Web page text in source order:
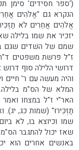
('ספר חסידים' סימן
הנקרא גם "אֱלֹהִים
אֱלֹהִים אֲחֵרִים לֹא
יזכיר את שמו בלילה
שמם של השׁדים שגם
ז"ל פרשת משפטים ד"ה
דרושי הלילה סוף
והיה מעשה עם ר'
המלא של הס"מ בלילה.
האר"י ז"ל במצחו
תַזְכִּירוּ" (שמות כג, יג).
שמו וכיוצא בו, לא
שאז יכול להתגבר הס"מ
באנשים אחרים הוא